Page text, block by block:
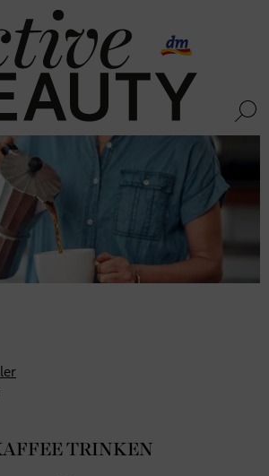
TRINKEN